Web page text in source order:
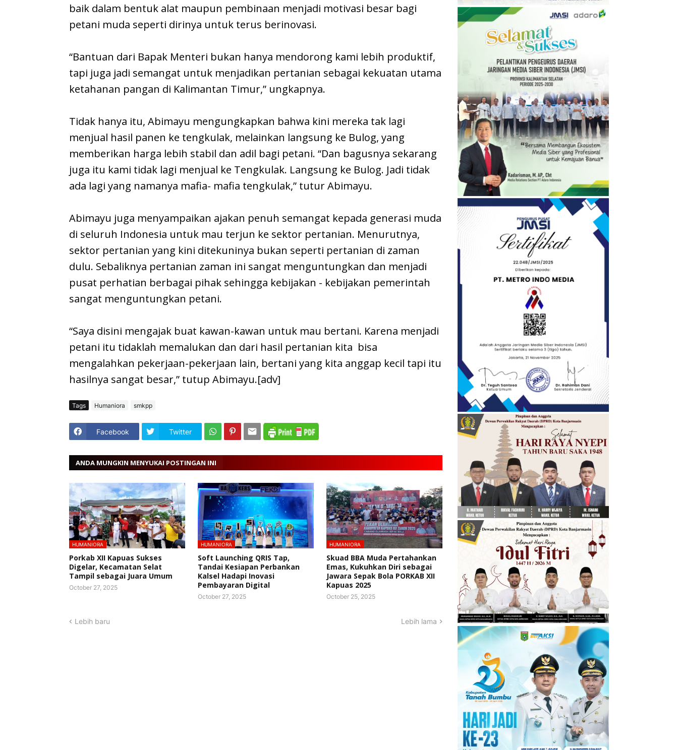
baik dalam bentuk alat maupun pembinaan menjadi motivasi besar bagi
petani muda seperti dirinya untuk terus berinovasi.
“Bantuan dari Bapak Menteri bukan hanya mendorong kami lebih produktif,
tapi juga jadi semangat untuk menjadikan pertanian sebagai kekuatan utama
ketahanan pangan di Kalimantan Timur,” ungkapnya.
Tidak hanya itu, Abimayu mengungkapkan bahwa kini mereka tak lagi
menjual hasil panen ke tengkulak, melainkan langsung ke Bulog, yang
memberikan harga lebih stabil dan adil bagi petani. “Dan bagusnya sekarang
juga itu kami tidak lagi menjual ke Tengkulak. Langsung ke Bulog. Jadi tidak
ada lagi yang namanya mafia- mafia tengkulak,” tutur Abimayu.
Abimayu juga menyampaikan ajakan penuh semangat kepada generasi muda
di seluruh Indonesia untuk mau terjun ke sektor pertanian. Menurutnya,
sektor pertanian yang kini ditekuninya bukan seperti pertanian di zaman
dulu. Sebaliknya pertanian zaman ini sangat menguntungkan dan menjadi
pusat perhatian berbagai pihak sehingga kebijakan - kebijakan pemerintah
sangat menguntungkan petani.
“Saya disini mengajak buat kawan-kawan untuk mau bertani. Karena menjadi
petani itu tidaklah memalukan dan dari hasil pertanian kita bisa
mengalahkan pekerjaan-pekerjaan lain, bertani yang kita anggap kecil tapi itu
hasilnya sangat besar,” tutup Abimayu.[adv]
Tags Humaniora smkpp
Facebook Twitter
ANDA MUNGKIN MENYUKAI POSTINGAN INI
HUMANIORA
Porkab XII Kapuas Sukses
Digelar, Kecamatan Selat
Tampil sebagai Juara Umum
October 27, 2025
HUMANIORA
Soft Launching QRIS Tap,
Tandai Kesiapan Perbankan
Kalsel Hadapi Inovasi
Pembayaran Digital
October 27, 2025
HUMANIORA
Skuad BBA Muda Pertahankan
Emas, Kukuhkan Diri sebagai
Jawara Sepak Bola PORKAB XII
Kapuas 2025
October 25, 2025
Lebih baru Lebih lama